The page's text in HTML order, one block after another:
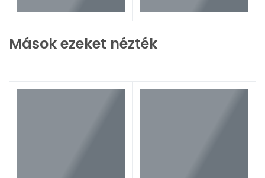
Mások ezeket nézték